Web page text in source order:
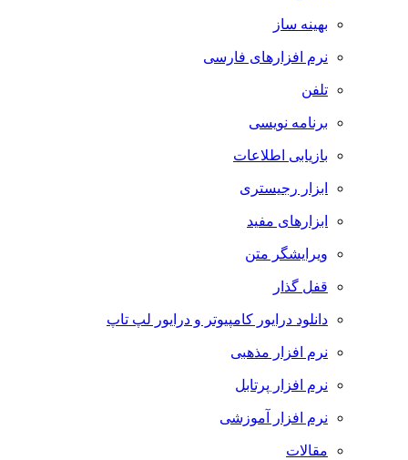
بهینه ساز
نرم افزارهای فارسی
تلفن
برنامه نویسی
بازیابی اطلاعات
ابزار رجیستری
ابزارهای مفید
ویرایشگر متن
قفل گذار
دانلود درایور کامپیوتر و درایور لپ تاپ
نرم افزار مذهبی
نرم افزار پرتابل
نرم افزار آموزشی
مقالات